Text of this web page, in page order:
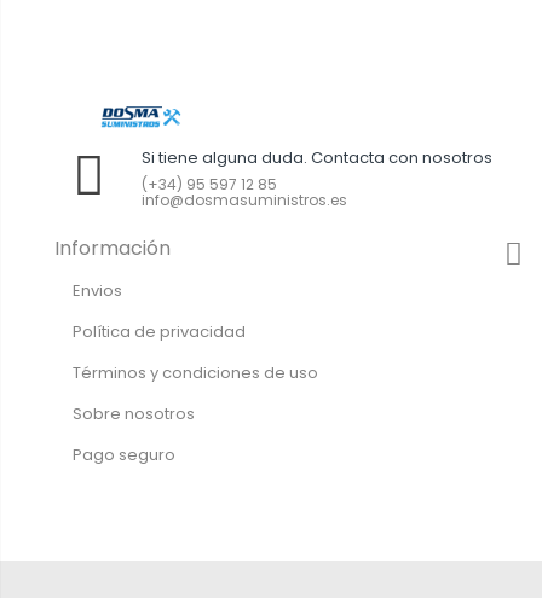
Si tiene alguna duda. Contacta con nosotros
(+34) 95 597 12 85
info@dosmasuministros.es
Información
Envios
Política de privacidad
Términos y condiciones de uso
Sobre nosotros
Pago seguro